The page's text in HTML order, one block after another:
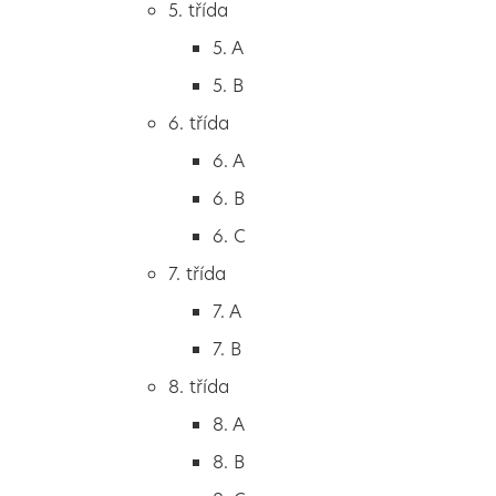
2. B
3. A
4. A
5. A
5. třída
5. A
5. B
6. třída
6. A
6. B
6. C
7. třída
7. A
7. B
8. třída
8. A
8. B